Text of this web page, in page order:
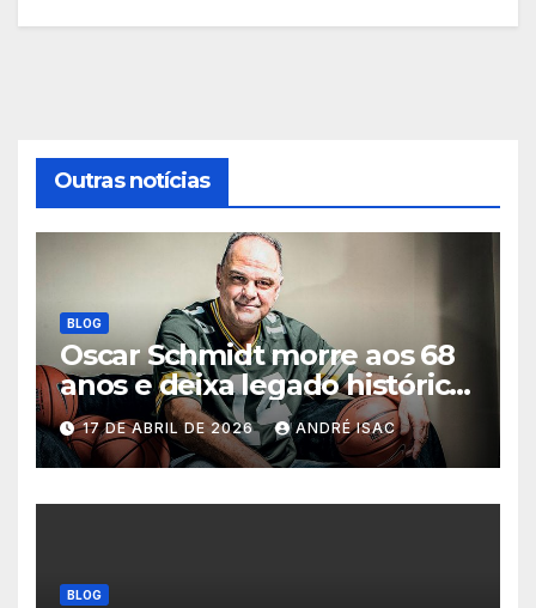
Outras notícias
BLOG
Oscar Schmidt morre aos 68
anos e deixa legado histórico
no basquete mundial
17 DE ABRIL DE 2026 ANDRÉ ISAC
BLOG